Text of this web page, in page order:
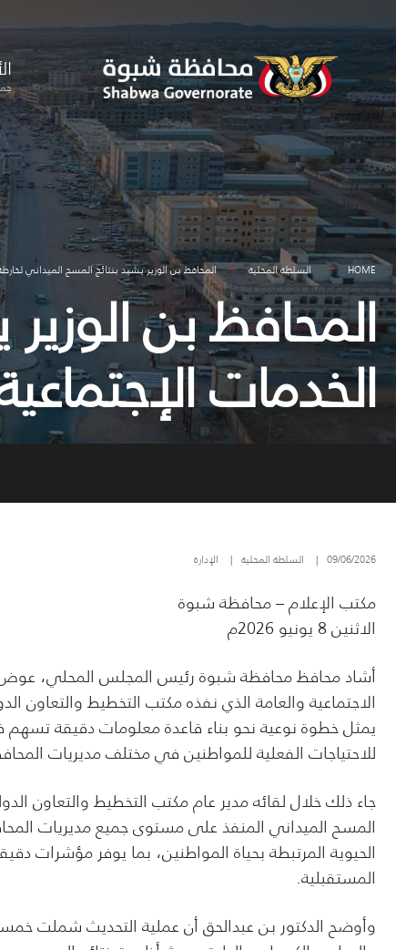
content
HOME السلطة المحلية المحافظ بن الوزير يشيد بنتائج المسح الميداني
المحافظ بن
الخدمات
09/06/2026
| السلطة المحلية | الإدارة
مكتب الإعلام – محافظة شبوة
الاثنين 8 يونيو 2026م
أشاد محافظ محافظة شبوة رئيس المجلس المحلي، عوض
الاجتماعية والعامة الذي نفذه مكتب التخطيط والتعاون
يمثل خطوة نوعية نحو بناء قاعدة معلومات دقيقة تسهم
للاحتياجات الفعلية للمواطنين في مختلف مديريات
جاء ذلك خلال لقائه مدير عام مكتب التخطيط والتعاون
المسح الميداني المنفذ على مستوى جميع مديريات
الحيوية المرتبطة بحياة المواطنين، بما يوفر مؤشرات
المستقبلية.
وأوضح الدكتور بن عبدالحق أن عملية التحديث شملت